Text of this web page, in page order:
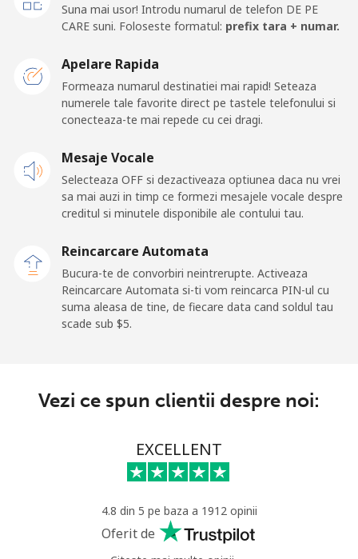
Telefon
⁦10.5¢⁩ 95 min pentru ⁦$10⁩ -
Mobil ⁦98.9¢⁩
American Samoa
fix
⁦19.5¢⁩
⁦21.5¢⁩ 46 min pentru ⁦$10⁩
Andorra
⁦9.9¢⁩ 101 min pentru ⁦$10⁩ -
17 min pentru ⁦$10⁩
Suna mai usor! Introdu numarul de telefon DE PE
CARE suni. Foloseste formatul: prefix tara + numar.
Apelare Rapida
Formeaza numarul destinatiei mai rapid! Seteaza
numerele tale favorite direct pe tastele telefonului si
conecteaza-te mai repede cu cei dragi.
Mesaje Vocale
Selecteaza OFF si dezactiveaza optiunea daca nu vrei
sa mai auzi in timp ce formezi mesajele vocale despre
creditul si minutele disponibile ale contului tau.
Reincarcare Automata
Bucura-te de convorbiri neintrerupte. Activeaza
Reincarcare Automata si-ti vom reincarca PIN-ul cu
suma aleasa de tine, de fiecare data cand soldul tau
scade sub ⁦$5⁩.
Vezi ce spun clientii despre noi:
EXCELLENT
4.8 din 5 pe baza a 1912 opinii
Oferit de